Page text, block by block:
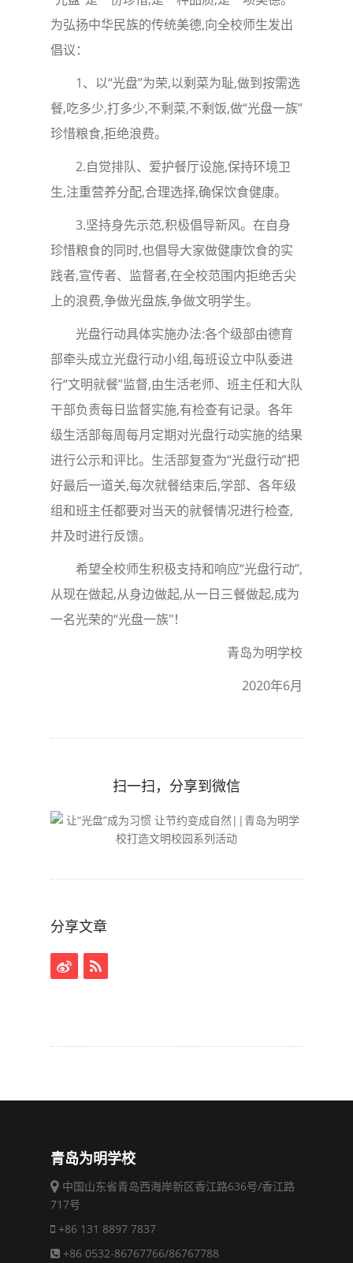
为弘扬中华民族的传统美德,向全校师生发出
倡议：
1、以“光盘”为荣,以剩菜为耻,做到按需选
餐,吃多少,打多少,不剩菜,不剩饭,做“光盘一族”
珍惜粮食,拒绝浪费。
2.自觉排队、爱护餐厅设施,保持环境卫
生,注重营养分配,合理选择,确保饮食健康。
3.坚持身先示范,积极倡导新风。在自身
珍惜粮食的同时,也倡导大家做健康饮食的实
践者,宣传者、监督者,在全校范围内拒绝舌尖
上的浪费,争做光盘族,争做文明学生。
光盘行动具体实施办法:各个级部由德育
部牵头成立光盘行动小组,每班设立中队委进
行“文明就餐”监督,由生活老师、班主任和大队
干部负责每日监督实施,有检查有记录。各年
级生活部每周每月定期对光盘行动实施的结果
进行公示和评比。生活部复查为“光盘行动”把
好最后一道关,每次就餐结束后,学部、各年级
组和班主任都要对当天的就餐情况进行检查,
并及时进行反馈。
希望全校师生积极支持和响应“光盘行动”,
从现在做起,从身边做起,从一日三餐做起,成为
一名光荣的“光盘一族"！
青岛为明学校
2020年6月
扫一扫，分享到微信
分享文章
青岛为明学校
中国山东省青岛西海岸新区香江路636号/香江路
717号
+86 131 8897 7837
+86 0532-86767766/86767788